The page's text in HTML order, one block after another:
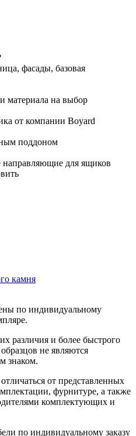
фасады, базовая
материала на выбор
от компании Boyard
поддоном
для ящиков
камня
по индивидуальному
различия и более быстрого
не являются
знаком.
от представленных
фурнитуре, а также
комплектующих и
по индивидуальному заказу